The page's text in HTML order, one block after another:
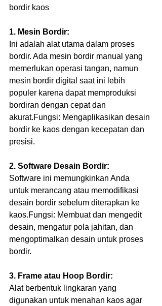
bordir kaos
1. Mesin Bordir:
Ini adalah alat utama dalam proses
bordir. Ada mesin bordir manual yang
memerlukan operasi tangan, namun
mesin bordir digital saat ini lebih
populer karena dapat memproduksi
bordiran dengan cepat dan
akurat.Fungsi: Mengaplikasikan desain
bordir ke kaos dengan kecepatan dan
presisi.
2. Software Desain Bordir:
Software ini memungkinkan Anda
untuk merancang atau memodifikasi
desain bordir sebelum diterapkan ke
kaos.Fungsi: Membuat dan mengedit
desain, mengatur pola jahitan, dan
mengoptimalkan desain untuk proses
bordir.
3. Frame atau Hoop Bordir:
Alat berbentuk lingkaran yang
digunakan untuk menahan kaos agar